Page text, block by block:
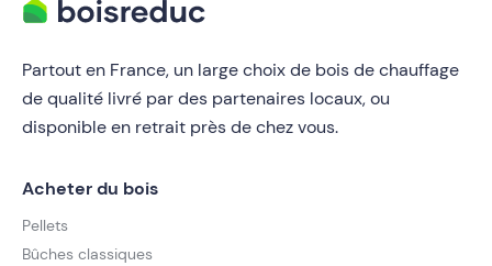
Partout en France, un large choix de bois de chauffage
de qualité livré par des partenaires locaux, ou
disponible en retrait près de chez vous.
Acheter du bois
Pellets
Bûches classiques